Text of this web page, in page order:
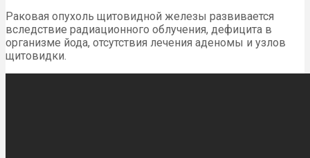
Раковая опухоль щитовидной железы развивается
вследствие радиационного облучения, дефицита в
организме йода, отсутствия лечения аденомы и узлов
щитовидки.